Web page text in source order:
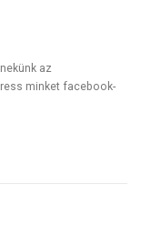
az
minket facebook-